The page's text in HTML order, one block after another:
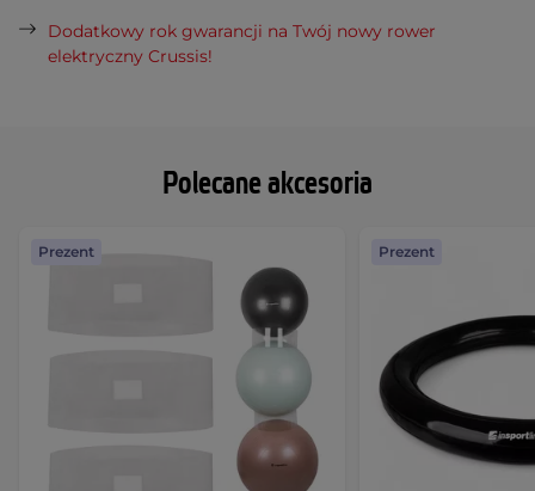
Polecane akcesoria
Prezent Prezent
Dodatkowy rok gwarancji na Twój nowy rower
elektryczny Crussis!